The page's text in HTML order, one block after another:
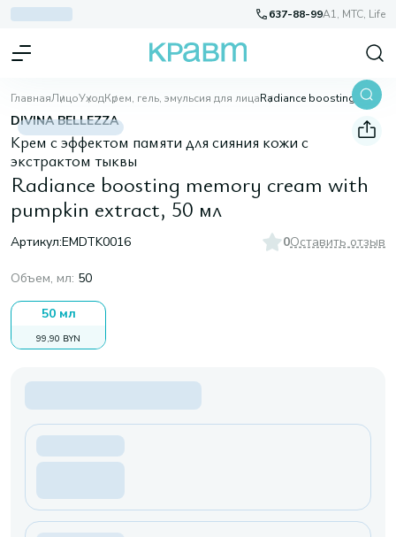
637-88-99A1, МТС, Life
ГлавнаяЛицоУходКрем, гель, эмульсия для лица Radiance boosting memory cream with pumpkin extract, 50 мл
DIVINA BELLEZZA
Крем с эффектом памяти для сияния кожи с
экстрактом тыквы
Radiance boosting memory cream with
pumpkin extract, 50 мл
Артикул:EMDTK0016 0Оставить отзыв
Объем, мл: 50
50 мл
99,90 BYN